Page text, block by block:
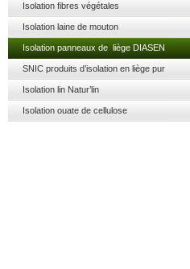
Isolation fibres végétales
Isolation laine de mouton
Isolation panneaux de liège DIASEN
SNIC produits d’isolation en liège pur
Isolation lin Natur’lin
Isolation ouate de cellulose